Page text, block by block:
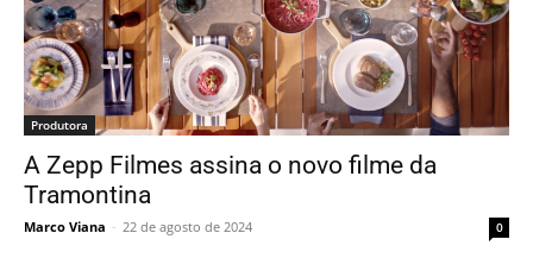
Produtora
A Zepp Filmes assina o novo filme da
Tramontina
Marco Viana - 22 de agosto de 2024 0